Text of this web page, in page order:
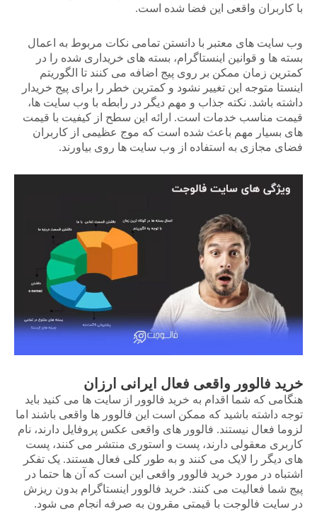
با کاربران واقعی این فضا شده است.
وب سایت های معتبر با دانستن تمامی نکات مربوط به اعمال
بسته ها و قوانین اینستاگرام، بسته های خریداری شده را در
کمترین زمان ممکن بر روی پیج اضافه می کنند تا الگوریتم
اینستا متوجه این تغییر نشود و کمترین خطر را برای پیج خریدار
داشته باشد. نکته جذاب و مهم دیگر در رابطه با وب سایت ها،
قیمت مناسب خدمات است. ارائه این سطح از کیفیت با قیمت
های بسیار مهم باعث شده است که موج عظیمی از کاربران
فضای مجازی به استفاده از وب سایت ها روی بیاورند.
خرید فالوور واقعی فعال ایرانی ارزان
هنگامی که شما اقدام به خرید فالوور از سایت ها می کنید باید
توجه داشته باشید که ممکن است این فالوور ها واقعی باشند اما
لزوما فعال نیستند. فالوور های واقعی عکس پروفایل دارند، نام
کاربری معقولی دارند، پست و استوری منتشر می کنند، پست
های دیگر را لایک می کنند و به طور کلی فعال هستند. یک تفکر
اشتباه در مورد خرید فالوور واقعی این است که آن ها حتما در
پیج شما فعالیت می کنند. خرید فالوور اینستاگرام بدون ریزش
در سایت فالوجت با قیمتی مقرون به صرفه انجام می شود.